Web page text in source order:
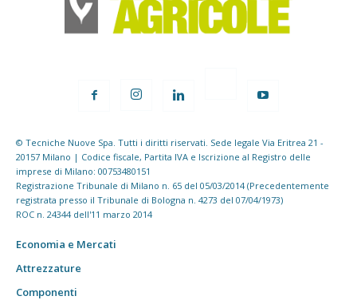
© Tecniche Nuove Spa. Tutti i diritti riservati. Sede legale Via Eritrea 21 -
20157 Milano | Codice fiscale, Partita IVA e Iscrizione al Registro delle
imprese di Milano: 00753480151
Registrazione Tribunale di Milano n. 65 del 05/03/2014 (Precedentemente
registrata presso il Tribunale di Bologna n. 4273 del 07/04/1973)
ROC n. 24344 dell'11 marzo 2014
Economia e Mercati
Attrezzature
Componenti